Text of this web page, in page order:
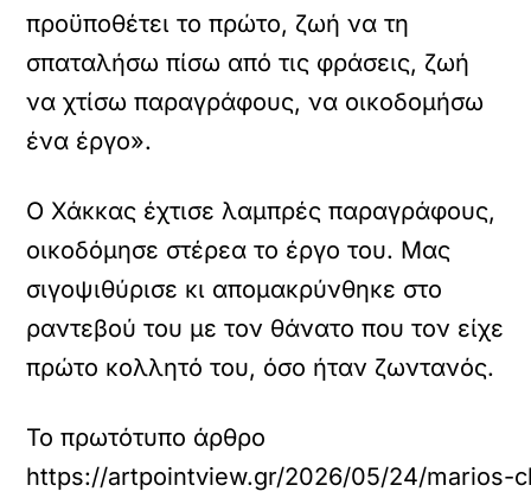
προϋποθέτει το πρώτο, ζωή να τη
σπαταλήσω πίσω από τις φράσεις, ζωή
να χτίσω παραγράφους, να οικοδομήσω
ένα έργο».
Ο Χάκκας έχτισε λαμπρές παραγράφους,
οικοδόμησε στέρεα το έργο του. Μας
σιγοψιθύρισε κι απομακρύνθηκε στο
ραντεβού του με τον θάνατο που τον είχε
πρώτο κολλητό του, όσο ήταν ζωντανός.
Το πρωτότυπο άρθρο
https://artpointview.gr/2026/05/24/marios-